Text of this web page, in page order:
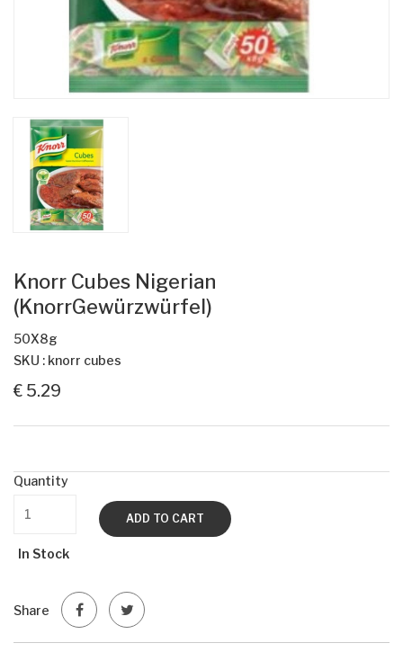
Knorr Cubes Nigerian
(KnorrGewürzwürfel)
50X8g
SKU : knorr cubes
€ 5.29
Quantity
ADD TO CART
In Stock
Share